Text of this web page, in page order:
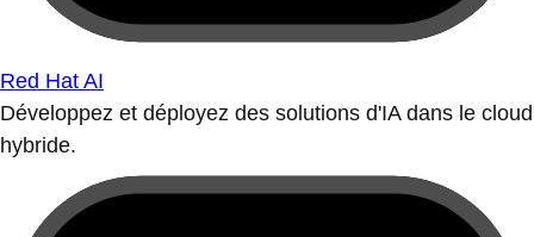
Red Hat AI
Développez et déployez des solutions d'IA dans le cloud
hybride.